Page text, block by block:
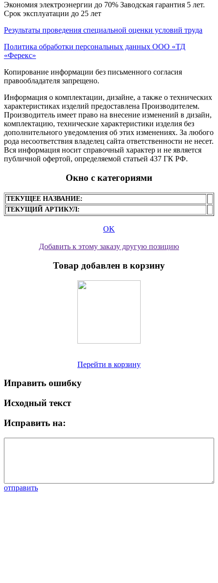
Экономия электроэнергии до 70% Заводская гарантия 5 лет.
Срок эксплуатации до 25 лет
Результаты проведения специальной оценки условий труда
Политика обработки персональных данных ООО «ТД
«Ферекс»
Копирование информации без письменного согласия
правообладателя запрещено.
Информация о комплектации, дизайне, а также о технических
характеристиках изделий предоставлена Производителем.
Производитель имеет право на внесение изменений в дизайн,
комплектацию, технические характеристики изделия без
дополнительного уведомления об этих изменениях. За любого
рода несоответствия владелец сайта ответственности не несет.
Вся информация носит справочный характер и не является
публичной офертой, определяемой статьей 437 ГК РФ.
Окно с категориями
ТЕКУЩЕЕ НАЗВАНИЕ:
ТЕКУЩИЙ АРТИКУЛ:
OK
Добавить к этому заказу другую позицию
Товар добавлен в корзину
Перейти в корзину
Иправить ошибку
Исходный текст
Исправить на:
отправить